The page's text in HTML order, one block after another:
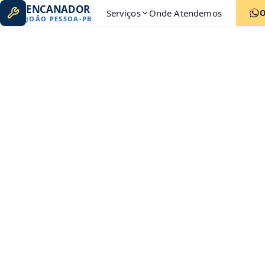
ENCANADOR
JOÃO PESSOA-PB Serviços Onde Atendemos